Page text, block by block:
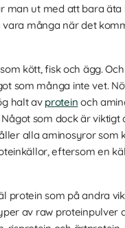
man ut med att bara
många när det
kött, fisk och ägg.
som många inte vet.
halt av protein och
som dock är
alla aminosyror som
eftersom en
protein som på andra
av raw proteinpulver